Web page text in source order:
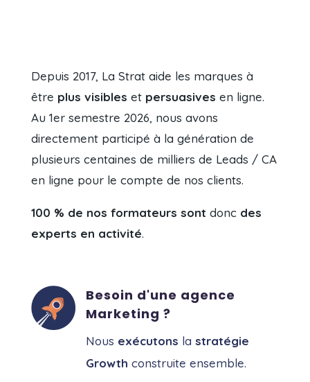
Depuis 2017, La Strat aide les marques à
être plus visibles etpersuasives en ligne.
Au 1er semestre 2026, nous avons
directement participé à la génération de
plusieurs centaines de milliers de Leads / CA
en ligne pour le compte de nos clients.
100 % de nos formateurs sont donc des
experts en activité.
Besoin d'une agence
Marketing ?
Nous exécutons la stratégie
Growth construite ensemble.